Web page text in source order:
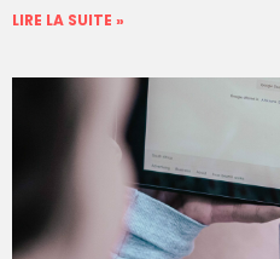
LIRE LA SUITE »